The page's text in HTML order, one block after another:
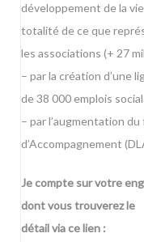
développement de la
totalité de ce que
les associations (+ 27
– par la création d’une
de 38 000 emplois
– par l’augmentation
d’Accompagnement
Je compte sur votre
dont vous trouverez le
détail via ce lien :